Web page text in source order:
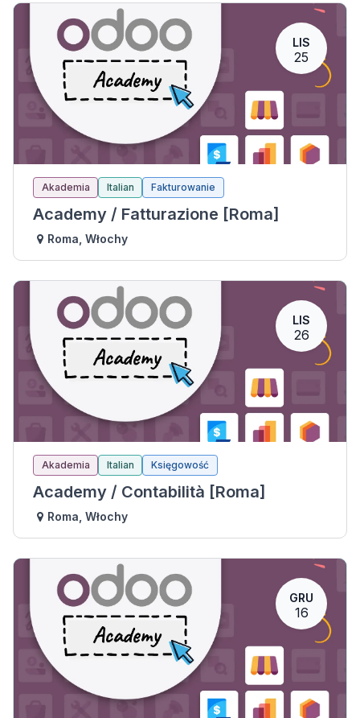
LIS
25
Akademia Italian Fakturowanie
Academy / Fatturazione [Roma]
Roma Włochy
LIS
26
Akademia Italian Księgowość
Academy / Contabilità [Roma]
Roma Włochy
GRU
16